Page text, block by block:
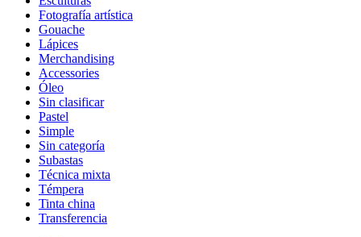
Fotografía artística
Gouache
Lápices
Merchandising
Accessories
Óleo
Sin clasificar
Pastel
Simple
Sin categoría
Subastas
Técnica mixta
Témpera
Tinta china
Transferencia